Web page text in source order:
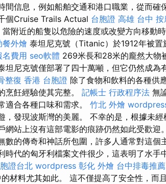
間信息，例如船舶交通和港口職業，從而確
個Cruise Trails Actual 台胞證 高雄 台中
當附近的船隻以危險的速度或改變方向移動
餐外燴 泰坦尼克號（Titanic）於1912年被
費用 seo軟體 269米長和28米的龐然大物
坦尼克號僅部署了四十萬噸，但它仍然成為
整復 香港 台胞證 除了食物和飲料的各種供
烹飪經驗使其完整。 記帳士 行政程序法 無
適合各種口味和需求。 竹北 外燴
，發現波斯灣的美麗。 不幸的是，根據未
網站上沒有這部電影的痕跡仍然如此受歡迎。
數的傳奇和神話所包圍，許多人通常對這個
時代的匈牙利檔案文件很少，這表明了水手
證台北 wordpress 彰化 外燴 台中排毒推薦
的材料尤其如此。 這不僅提高了安全性，